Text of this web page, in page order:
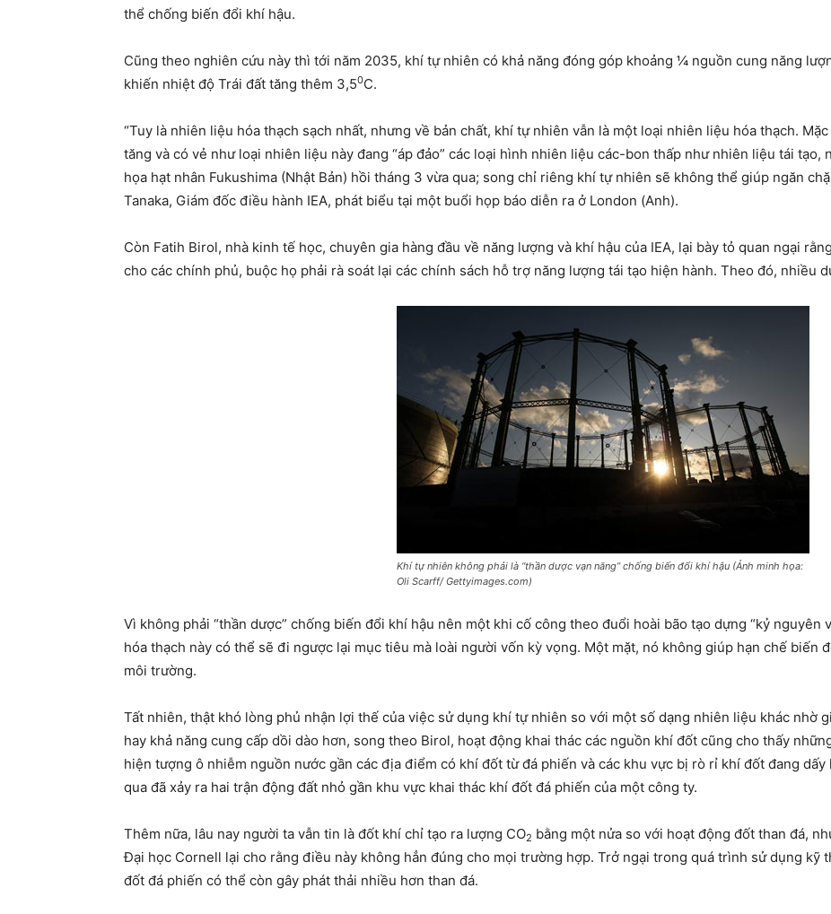
thể chống biến đổi khí hậu.
Cũng theo nghiên cứu này thì tới năm 2035, khí tự nhiên có khả năng đóng góp khoảng ¼ nguồn cung năng
khiến nhiệt độ Trái đất tăng thêm 3,50C.
“Tuy là nhiên liệu hóa thạch sạch nhất, nhưng về bản chất, khí tự nhiên vẫn là một loại nhiên liệu hóa thạch.
tăng và có vẻ như loại nhiên liệu này đang “áp đảo” các loại hình nhiên liệu các-bon thấp như nhiên liệu tái tạo,
họa hạt nhân Fukushima (Nhật Bản) hồi tháng 3 vừa qua; song chỉ riêng khí tự nhiên sẽ không thể giúp ngăn
Tanaka, Giám đốc điều hành IEA, phát biểu tại một buổi họp báo diễn ra ở London (Anh).
Còn Fatih Birol, nhà kinh tế học, chuyên gia hàng đầu về năng lượng và khí hậu của IEA, lại bày tỏ quan ngại
cho các chính phủ, buộc họ phải rà soát lại các chính sách hỗ trợ năng lượng tái tạo hiện hành. Theo đó, nhiều
Khí tự nhiên không phải là “thần dược vạn năng” chống biến đổi khí hậu (Ảnh minh họa:
Oli Scarff/ Gettyimages.com)
Vì không phải “thần dược” chống biến đổi khí hậu nên một khi cố công theo đuổi hoài bão tạo dựng “kỷ nguyên
hóa thạch này có thể sẽ đi ngược lại mục tiêu mà loài người vốn kỳ vọng. Một mặt, nó không giúp hạn chế biến
môi trường.
Tất nhiên, thật khó lòng phủ nhận lợi thế của việc sử dụng khí tự nhiên so với một số dạng nhiên liệu khác nhờ
hay khả năng cung cấp dồi dào hơn, song theo Birol, hoạt động khai thác các nguồn khí đốt cũng cho thấy
hiện tượng ô nhiễm nguồn nước gần các địa điểm có khí đốt từ đá phiến và các khu vực bị rò rỉ khí đốt đang
qua đã xảy ra hai trận động đất nhỏ gần khu vực khai thác khí đốt đá phiến của một công ty.
Thêm nữa, lâu nay người ta vẫn tin là đốt khí chỉ tạo ra lượng CO2 bằng một nửa so với hoạt động đốt than đá,
Đại học Cornell lại cho rằng điều này không hẳn đúng cho mọi trường hợp. Trở ngại trong quá trình sử dụng kỹ
đốt đá phiến có thể còn gây phát thải nhiều hơn than đá.